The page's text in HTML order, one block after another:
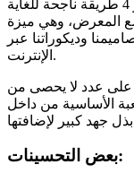
ليس من المستغرب أن تتضمن لعبة سيمز 4 طريقة ناجحة للغاية
المعرض، وهي ميزة
وديكوراتنا عبر
الإنترنت.
في سيمز 4 العثور على عدد لا يحصى من
الأساسية من داخل
بعض التحسينات: